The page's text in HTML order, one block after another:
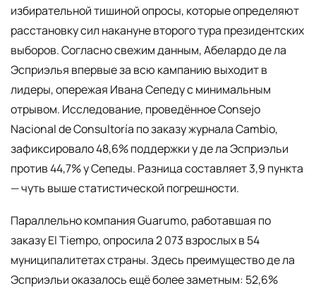
избирательной тишиной опросы, которые определяют
расстановку сил накануне второго тура президентских
выборов. Согласно свежим данным, Абелардо де ла
Эсприэлья впервые за всю кампанию выходит в
лидеры, опережая Ивана Сепеду с минимальным
отрывом. Исследование, проведённое Consejo
Nacional de Consultoría по заказу журнала Cambio,
зафиксировало 48,6% поддержки у де ла Эсприэльи
против 44,7% у Сепеды. Разница составляет 3,9 пункта
— чуть выше статистической погрешности.
Параллельно компания Guarumo, работавшая по
заказу El Tiempo, опросила 2 073 взрослых в 54
муниципалитетах страны. Здесь преимущество де ла
Эсприэльи оказалось ещё более заметным: 52,6%